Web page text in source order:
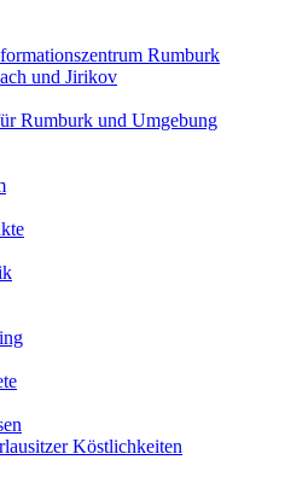
Rumburk
und Jirikov
Rumburk und Umgebung
Köstlichkeiten